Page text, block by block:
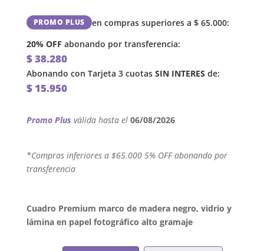
PROMO PLUS en compras superiores a $65.000:
20% OFF abonando por transferencia:
$38.280
Abonando con Tarjeta 3 cuotas SIN INTERES de:
$15.950
Promo Plus válida hasta el 06/08/2026
´*Compras inferiores a $65.000 5% OFF abonando por
transferencia
Cuadro Premium marco de madera negro, vidrio y
lámina en papel fotográfico alto gramaje